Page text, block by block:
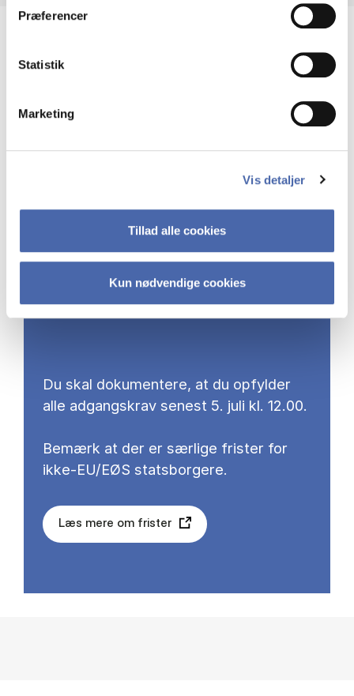
Præferencer
Statistik
Marketing
Vis detaljer
Tillad alle cookies
Kun nødvendige cookies
DOKUMENTATIONSFRIST
Du skal dokumentere, at du opfylder
alle adgangskrav senest 5. juli kl. 12.00.
Bemærk at der er særlige frister for
ikke-EU/EØS statsborgere.
Læs mere om frister